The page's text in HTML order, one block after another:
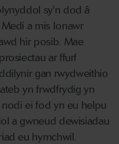
sy'n dod â
a mis Ionawr
hir posib. Mae
ar ffurf
gan rwydweithio
yn frwdfrydig yn
ei fod yn eu helpu
a gwneud dewisiadau
eu hymchwil.